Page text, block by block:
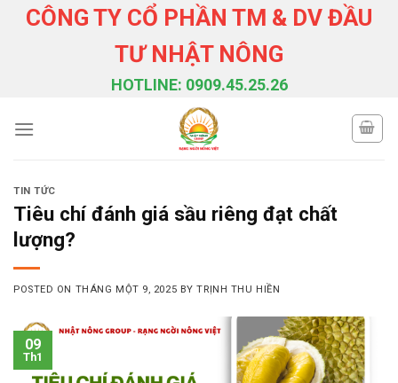
SkipCÔNG TY CỔ PHẦN TM & DV ĐẦU
TƯ NHẬT NÔNG
HOTLINE: 0909.45.25.26
TIN TỨC
Tiêu chí đánh giá sầu riêng đạt chất
lượng?
POSTED ON THÁNG MỘT 9, 2025 BYTRỊNH THU HIỀN
09
Th1